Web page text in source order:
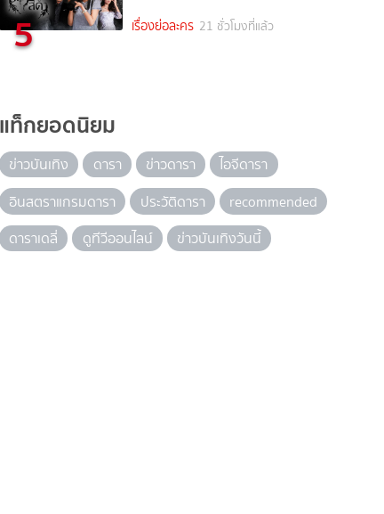
5 เรื่องย่อละคร 21 ชั่วโมงที่แล้ว
แท็กยอดนิยม
ข่าวบันเทิง ดารา ข่าวดารา
ไอจีดารา
อินสตราแกรมดารา
ประวัติดารา
recommended
ดาราเดลี่
ดูทีวีออนไลน์ ข่าวบันเทิงวันนี้